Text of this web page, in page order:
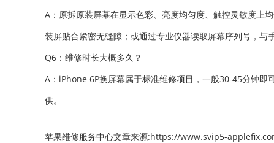
A：原拆原装屏幕在显示色彩、亮度均匀度、触控灵敏度上
装屏贴合紧密无缝隙；或通过专业仪器读取屏幕序列号，与
Q6：维修时长大概多久？
A：iPhone 6P换屏幕属于标准维修项目，一般30-45分钟
供。
苹果维修服务中心文章来源:https://www.svip5-